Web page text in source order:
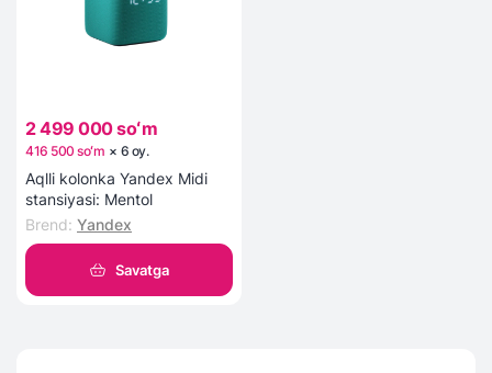
2 499 000 soʻm
416 500 soʻm × 6 oy.
Aqlli kolonka Yandex Midi
stansiyasi: Mentol
Brend: Yandex
Savatga